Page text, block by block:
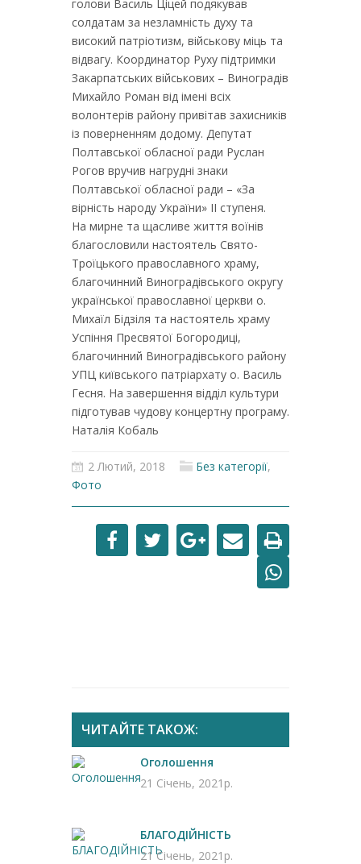
голови Василь Ціцей подякував
солдатам за незламність духу та
високий патріотизм, військову міць та
відвагу. Координатор Руху підтримки
Закарпатських військових – Виноградів
Михайло Роман від імені всіх
волонтерів району привітав захисників
із поверненням додому. Депутат
Полтавської обласної ради Руслан
Рогов вручив нагрудні знаки
Полтавської обласної ради – «За
вірність народу України» ІІ ступеня.
На мирне та щасливе життя воїнів
благословили настоятель Свято-
Троїцького православного храму,
благочинний Виноградівського округу
української православної церкви о.
Михаїл Бідзіля та настоятель храму
Успіння Пресвятої Богородиці,
благочинний Виноградівського району
УПЦ київського патріархату о. Василь
Гесня. На завершення відділ культури
підготував чудову концертну програму.
Наталія Кобаль
2 Лютий, 2018 Без категорії,
Фото
ЧИТАЙТЕ ТАКОЖ:
Оголошення
21 Січень, 2021р.
БЛАГОДІЙНІСТЬ
21 Січень, 2021р.